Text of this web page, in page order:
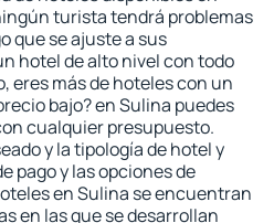
turista tendrá problemas
que se ajuste a sus
hotel de alto nivel con todo
eres más de hoteles con un
bajo? en Sulina puedes
cualquier presupuesto.
y la tipología de hotel y
pago y las opciones de
en Sulina se encuentran
en las que se desarrollan